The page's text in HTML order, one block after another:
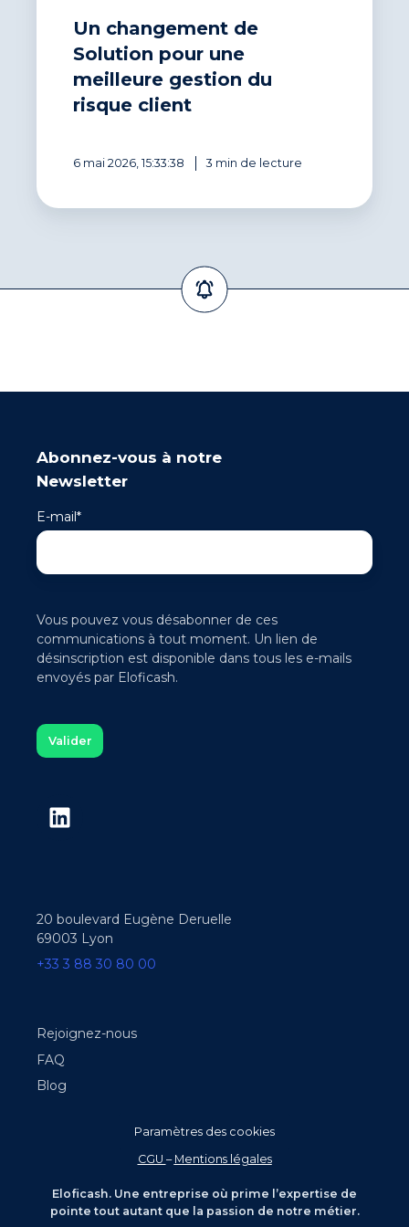
Un changement de
Solution pour une
meilleure gestion du
risque client
6 mai 2026, 15:33:38 3 min de lecture
Abonnez-vous à notre
Newsletter
E-mail*
Vous pouvez vous désabonner de ces
communications à tout moment. Un lien de
désinscription est disponible dans tous les e-mails
envoyés par Eloficash.
20 boulevard Eugène Deruelle
69003 Lyon
+33 3 88 30 80 00
Rejoignez-nous
FAQ
Blog
Paramètres des cookies
CGU – Mentions légales
Eloficash. Une entreprise où prime l’expertise de
pointe tout autant que la passion de notre métier.